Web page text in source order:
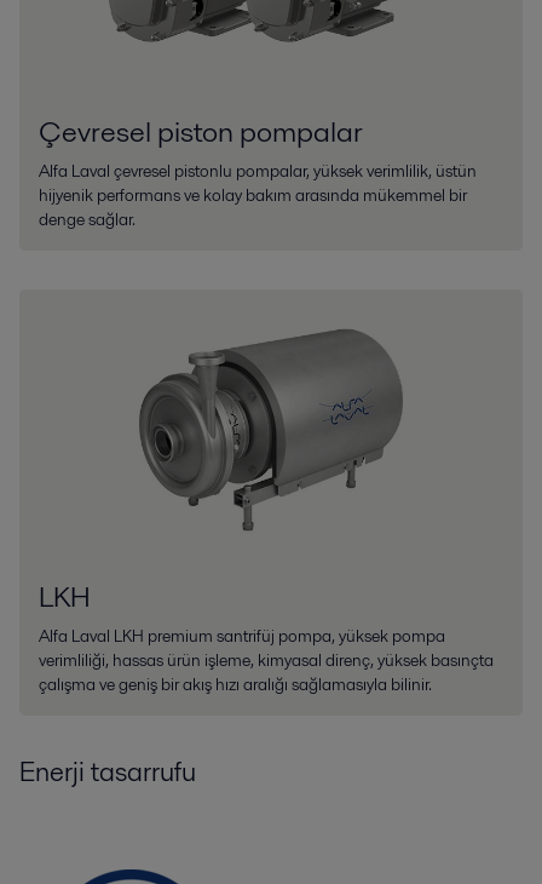
Çevresel piston pompalar
Alfa Laval çevresel pistonlu pompalar, yüksek verimlilik, üstün
hijyenik performans ve kolay bakım arasında mükemmel bir
denge sağlar.
LKH
Alfa Laval LKH premium santrifüj pompa, yüksek pompa
verimliliği, hassas ürün işleme, kimyasal direnç, yüksek basınçta
çalışma ve geniş bir akış hızı aralığı sağlamasıyla bilinir.
Enerji tasarrufu